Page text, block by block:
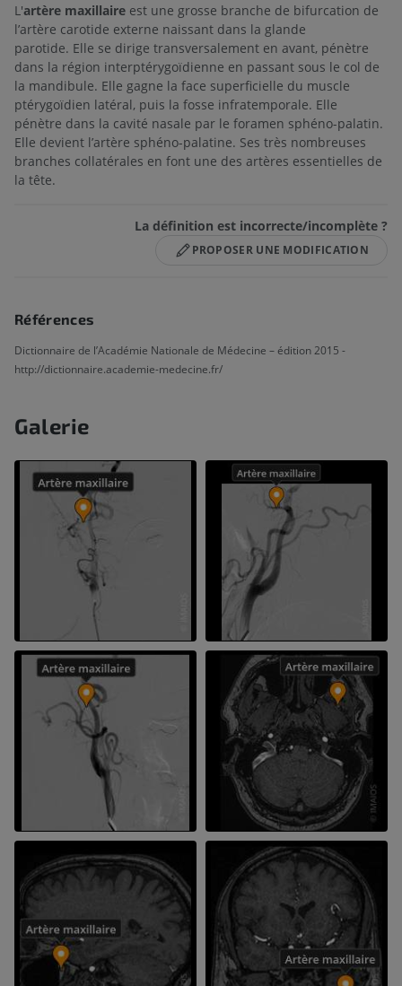
L'artère maxillaire est une grosse branche de bifurcation de
l’artère carotide externe naissant dans la glande
parotide. Elle se dirige transversalement en avant, pénètre
dans la région interptérygoïdienne en passant sous le col de
la mandibule. Elle gagne la face superficielle du muscle
ptérygoïdien latéral, puis la fosse infratemporale. Elle
pénètre dans la cavité nasale par le foramen sphéno-palatin.
Elle devient l’artère sphéno-palatine. Ses très nombreuses
branches collatérales en font une des artères essentielles de
la tête.
La définition est incorrecte/incomplète ?
PROPOSER UNE MODIFICATION
Références
Dictionnaire de l’Académie Nationale de Médecine – édition 2015 -
http://dictionnaire.academie-medecine.fr/
Galerie